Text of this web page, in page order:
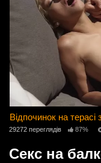
Відпочинок на
29272 переглядів 87%
Секс на